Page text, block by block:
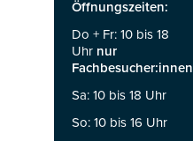
Öffnungszeiten:
Do + Fr: 10 bis 18
Uhr nur
Fachbesucher:innen
Sa: 10 bis 18 Uhr
So: 10 bis 16 Uhr